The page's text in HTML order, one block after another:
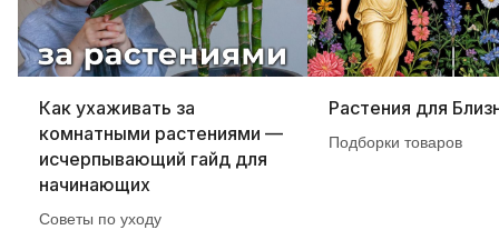
Как ухаживать за
комнатными растениями —
исчерпывающий гайд для
начинающих
Советы по уходу
Растения для
Подборки товаров